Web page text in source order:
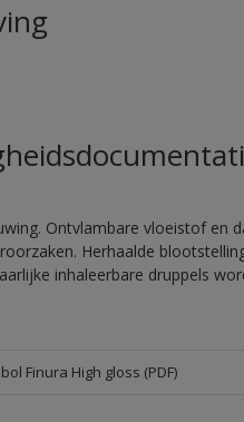
Ontvlambare vloeistof en
Herhaalde
inhaleerbare druppels
Finura High gloss (PDF)